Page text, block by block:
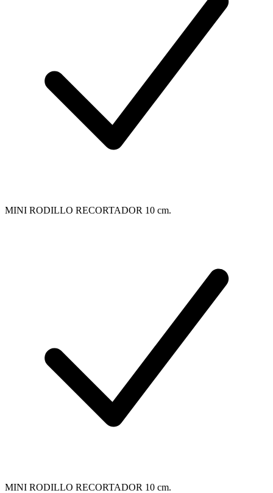
MINI RODILLO RECORTADOR 10 cm.
MINI RODILLO RECORTADOR 10 cm.